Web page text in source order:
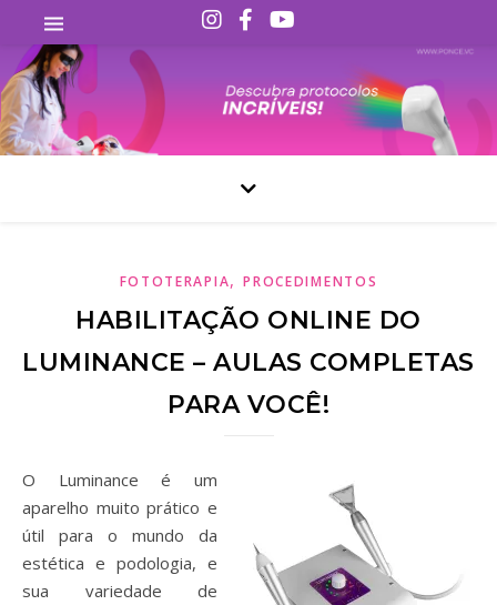
FOTOTERAPIA,PROCEDIMENTOS
HABILITAÇÃO ONLINE DO
LUMINANCE – AULAS COMPLETAS
PARA VOCÊ!
O Luminance é um
aparelho muito prático e
útil para o mundo da
estética e podologia, e
sua variedade de